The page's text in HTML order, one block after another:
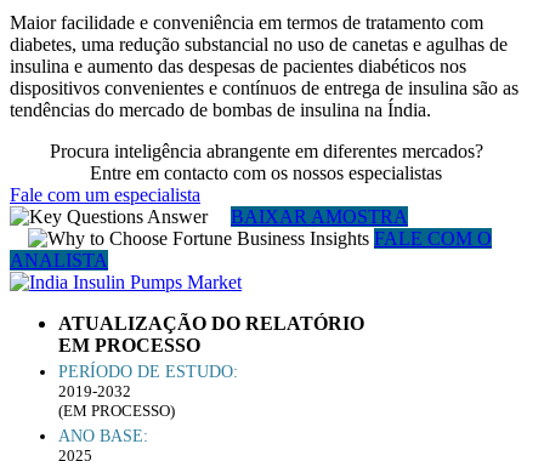
Maior facilidade e conveniência em termos de tratamento com
diabetes, uma redução substancial no uso de canetas e agulhas de
insulina e aumento das despesas de pacientes diabéticos nos
dispositivos convenientes e contínuos de entrega de insulina são as
tendências do mercado de bombas de insulina na Índia.
Procura inteligência abrangente em diferentes mercados?
Entre em contacto com os nossos especialistas
Fale com um especialista
BAIXAR AMOSTRA
FALE COM O
ANALISTA
ATUALIZAÇÃO DO RELATÓRIO
EM PROCESSO
PERÍODO DE ESTUDO:
2019-2032
(EM PROCESSO)
ANO BASE:
2025